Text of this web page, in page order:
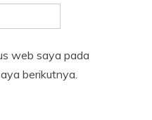
web saya pada
berikutnya.